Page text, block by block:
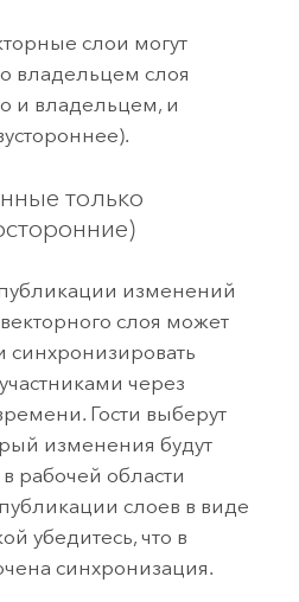
слои могут
владельцем слоя
и владельцем, и
только
изменений
слоя может
синхронизировать
через
Гости выберут
изменения будут
рабочей области
слоев в виде
убедитесь, что в
синхронизация.